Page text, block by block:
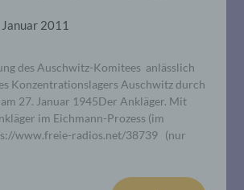
2011
des Auschwitz-Komitees anlässlich
Konzentrationslagers Auschwitz durch
27. Januar 1945Der Ankläger. Mit
im Eichmann-Prozess (im
www.freie-radios.net/38739 (nur